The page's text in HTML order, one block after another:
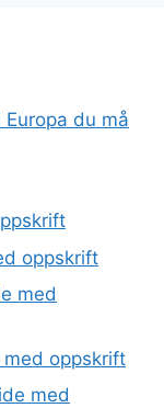
du må
oppskrift
med
med oppskrift
med